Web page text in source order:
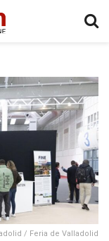
/ Feria de Valladolid